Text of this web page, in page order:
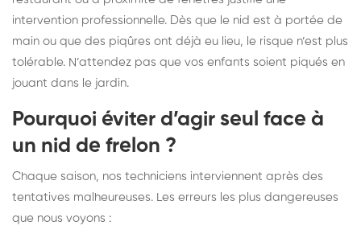
intervention professionnelle. Dès que le nid est à portée de
main ou que des piqûres ont déjà eu lieu, le risque n’est plus
tolérable. N’attendez pas que vos enfants soient piqués en
jouant dans le jardin.
Pourquoi éviter d’agir seul face à
un nid de frelon ?
Chaque saison, nos techniciens interviennent après des
tentatives malheureuses. Les erreurs les plus dangereuses
que nous voyons :